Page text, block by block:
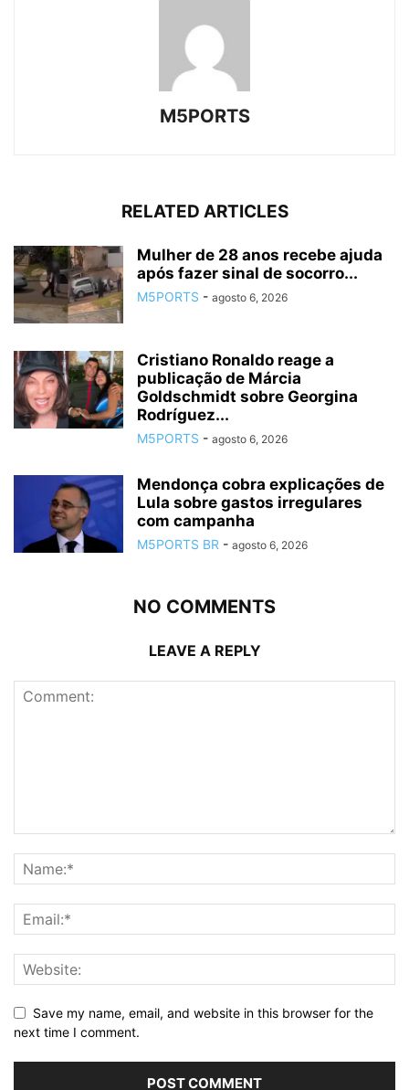
M5PORTS
RELATED ARTICLES
Mulher de 28 anos recebe ajuda
após fazer sinal de socorro...
M5PORTS - agosto 6, 2026
Cristiano Ronaldo reage a
publicação de Márcia
Goldschmidt sobre Georgina
Rodríguez...
M5PORTS - agosto 6, 2026
Mendonça cobra explicações de
Lula sobre gastos irregulares
com campanha
M5PORTS BR - agosto 6, 2026
NO COMMENTS
LEAVE A REPLY
Save my name, email, and website in this browser for the
next time I comment.